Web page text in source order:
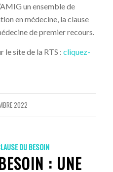
un ensemble de
en médecine, la clause
de premier recours.
le site de la RTS : cliquez-
2022
DU BESOIN
: UNE